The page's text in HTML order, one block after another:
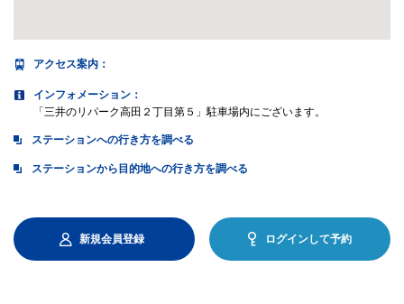
アクセス案内 ：
インフォメーション：
「三井のリパーク高田２丁目第５」駐車場内にございます。
ステーションへの行き方を調べる
ステーションから目的地への行き方を調べる
新規会員登録 ログインして予約